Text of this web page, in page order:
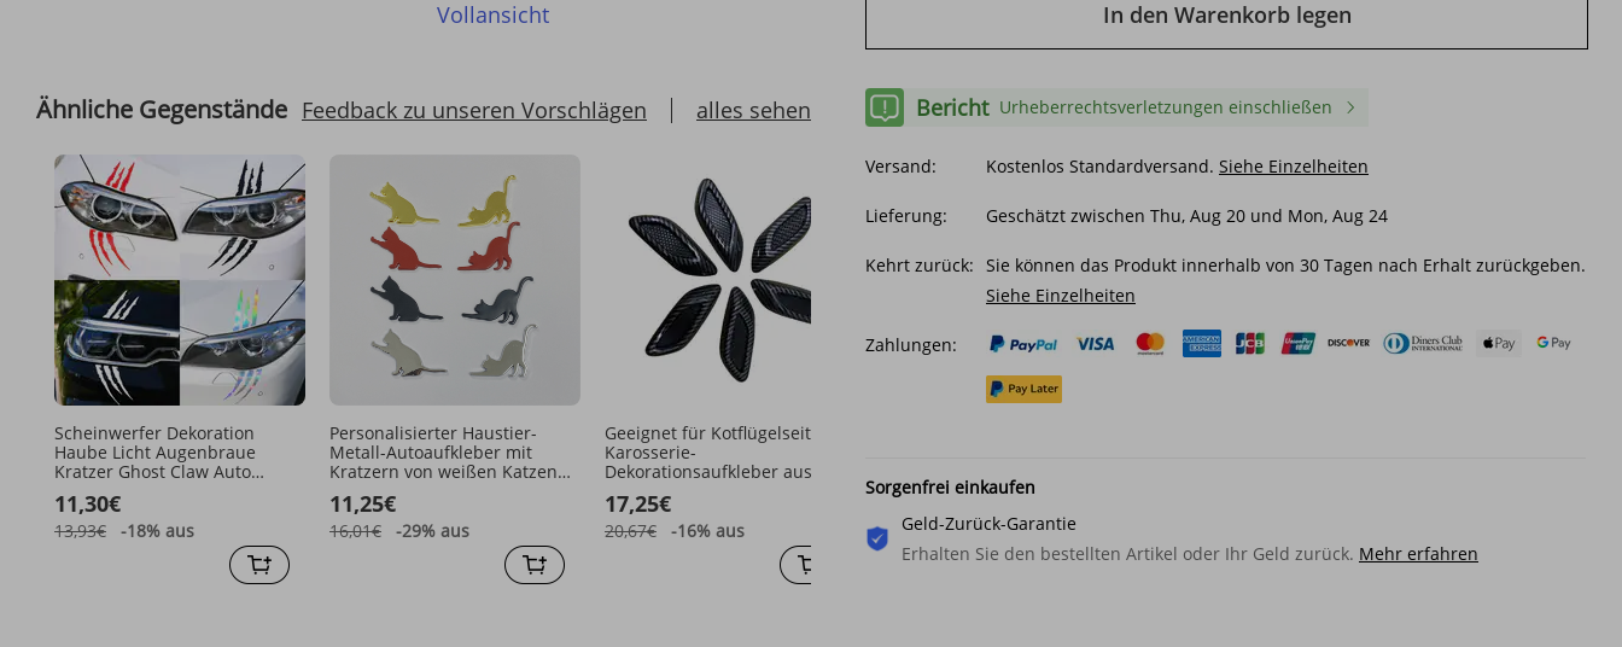
Vollansicht
Ähnliche Gegenstände Feedback zu unseren Vorschlägen alles sehen
Scheinwerfer Dekoration
Haube Licht Augenbraue
Kratzer Ghost Claw Auto
Kreative Modifikation
Personalisierte Aufkleber
Wasserdicht
11,30€
13,93€ -18% aus
Personalisierter Haustier-
Metall-Autoaufkleber mit
Kratzern von weißen Katzen
(wasserfest) für Kühlschrank
und Kühlschrank
11,25€
16,01€ -29% aus
Geeignet für Kotflügelseiten-
Karosserie-
Dekorationsaufkleber aus
Kohlefaser, personalisierte
Modifikation, universell
17,25€
20,67€ -16% aus
personalisierter Modifikations-
25,81€
37,50€ -31%aus
In den Warenkorb legen
Bericht Urheberrechtsverletzungen einschließen
Versand: Kostenlos Standardversand. Siehe Einzelheiten
Lieferung: Geschätzt zwischen Thu, Aug 20 und Mon, Aug 24
Kehrt zurück: Sie können das Produkt innerhalb von 30 Tagen nach Erhalt zurückgeben.
Siehe Einzelheiten
Zahlungen:
Sorgenfrei einkaufen
Geld-Zurück-Garantie
Erhalten Sie den bestellten Artikel oder Ihr Geld zurück. Mehr erfahren